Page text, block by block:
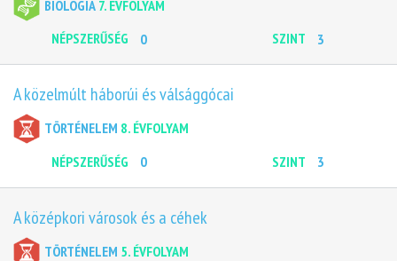
BIOLÓGIA 7. ÉVFOLYAM
NÉPSZERŰSÉG
0 SZINT 3
A közelmúlt háborúi és válsággócai
TÖRTÉNELEM 8. ÉVFOLYAM
NÉPSZERŰSÉG
0 SZINT 3
A középkori városok és a céhek
TÖRTÉNELEM 5. ÉVFOLYAM